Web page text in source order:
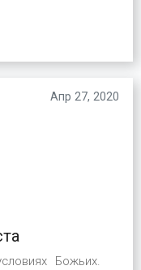
Божьих.
Апр 27, 2020